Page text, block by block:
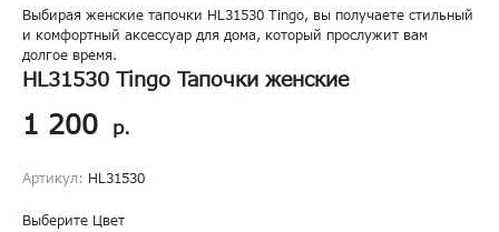
Выбирая женские тапочки HL31530 Tingo, вы получаете стильный
и комфортный аксессуар для дома, который прослужит вам
долгое время.
HL31530 Tingo Тапочки женские
1 200 р.
Артикул: HL31530
Выберите Цвет